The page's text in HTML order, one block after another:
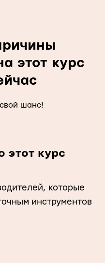
этот курс
шанс!
этот курс
которые
инструментов